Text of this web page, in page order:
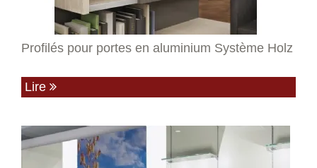
Profilés pour portes en aluminium Système Holz
Lire